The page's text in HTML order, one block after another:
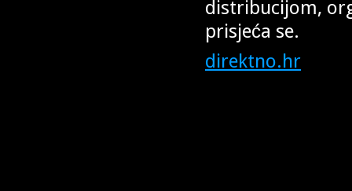
distribucijom,
prisjeća se.
direktno.hr